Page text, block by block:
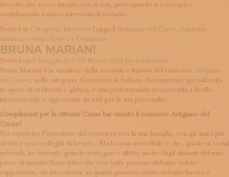
ricerche che avevo iniziato con la tesi, partecipando a convegni e
contribuendo a nuovi interventi di restauro.
Posted in Categoria, Interviste Tagged Artigiano del Cuore , legatoria
artistica, restauroLeave a Comment
Dominijanni
BRUNA MARIANI
Posted on 7 Maggio 2019 15 Marzo 2022 by fondazione
Bruna Mariani è la vincitrice della seconda edizione del concorso Artigiano
del Cuore , nella categoria Conservare la bellezza. Restauratrice specializzata
in opere di oreficeria e glittica, è una professionista riconosciuta a livello
internazionale e apprezzata da tutti per la sua personalità.
Complimenti per la vittoria! Come hai vissuto il concorso Artigiano del
Cuore?
Ho condiviso l’emozione del concorso con la mia famiglia, con gli amici più
stretti e con i colleghi di lavoro… Ma la cosa incredibile è che, grazie ai social
network, ho ricevuto grande sostegno e affetto anche dagli abitanti del mio
paese di nascita! Sono felice che così tante persone abbiano voluto
supportarmi, chi mi conosce sa quanta passione metto nel mio lavoro e